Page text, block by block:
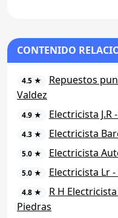
CONTENIDO
4.5 ★
Repuestos
Valdez
4.9 ★ Electricista J.R
4.3 ★ Electricista
5.0 ★ Electricista
5.0 ★ Electricista Lr
4.8 ★
R H
Piedras